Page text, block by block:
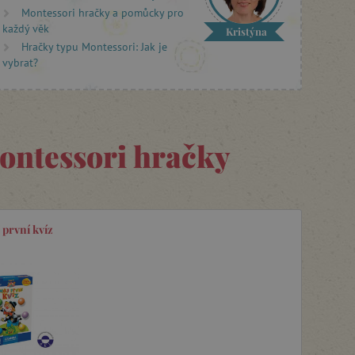
Montessori hračky a pomůcky pro
každý věk
Hračky typu Montessori: Jak je
vybrat?
Kristýna
hračky
první kvíz